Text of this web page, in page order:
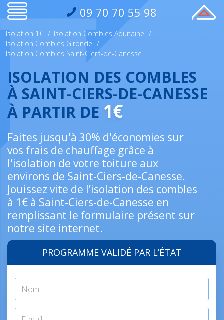
09 70 70 55 98
Isolation 1€ / Isolation Combles Aquitaine /
Isolation Combles Gironde /
Isolation Combles Saint-Ciers-de-Canesse
ISOLATION DES COMBLES
À SAINT-CIERS-DE-CANESSE
À PARTIR DE 1€
Faites jusqu'à 30% d'économies sur
vos frais de chauffage grâce à
l'isolation de votre toiture aux
environs de Saint-Ciers-de-Canesse.
Jouissez vite de l’isolation des combles
à 1€ à Saint-Ciers-de-Canesse en
remplissant le formulaire présent sur
notre site internet.
PROGRAMME VALIDÉ PAR L’ÉTAT